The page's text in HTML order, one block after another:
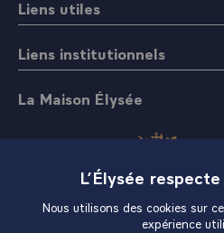
Liens utiles
Liens institutionnels
La Maison Élysée
L’Élysée
Nous utilisons des cookies sur
expérience